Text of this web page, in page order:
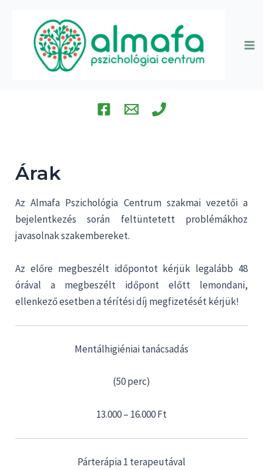
Árak
Az Almafa Pszichológia Centrum szakmai vezetői a
bejelentkezés során feltüntetett problémákhoz
javasolnak szakembereket.
Az előre megbeszélt időpontot kérjük legalább 48
órával a megbeszélt időpont előtt lemondani,
ellenkező esetben a térítési díj megfizetését kérjük!
Mentálhigiéniai tanácsadás
(50 perc)
13.000 – 16.000 Ft
Párterápia 1 terapeutával